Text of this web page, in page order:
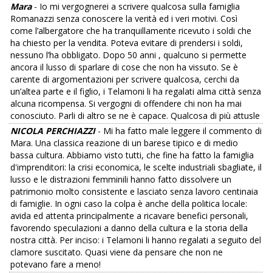
Mara- Io mi vergognerei a scrivere qualcosa sulla famiglia
Romanazzi senza conoscere la verità ed i veri motivi. Così
come l’albergatore che ha tranquillamente ricevuto i soldi che
ha chiesto per la vendita. Poteva evitare di prendersi i soldi,
nessuno l’ha obbligato. Dopo 50 anni , qualcuno si permette
ancora il lusso di sparlare di cose che non ha vissuto. Se è
carente di argomentazioni per scrivere qualcosa, cerchi da
un’altea parte e il figlio, i Telamoni li ha regalati alma città senza
alcuna ricompensa. Si vergogni di offendere chi non ha mai
conosciuto. Parli di altro se ne è capace. Qualcosa di più attusle
NICOLA PERCHIAZZI- Mi ha fatto male leggere il commento di
Mara. Una classica reazione di un barese tipico e di medio
bassa cultura. Abbiamo visto tutti, che fine ha fatto la famiglia
d'imprenditori: la crisi economica, le scelte industriali sbagliate, il
lusso e le distrazioni femminili hanno fatto dissolvere un
patrimonio molto consistente e lasciato senza lavoro centinaia
di famiglie. In ogni caso la colpa è anche della politica locale:
avida ed attenta principalmente a ricavare benefici personali,
favorendo speculazioni a danno della cultura e la storia della
nostra città. Per inciso: i Telamoni li hanno regalati a seguito del
clamore suscitato. Quasi viene da pensare che non ne
potevano fare a meno!